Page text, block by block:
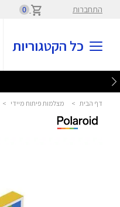
התחברות 0
כל הקטגוריות
דף הבית > מצלמות פיתוח מיידי >